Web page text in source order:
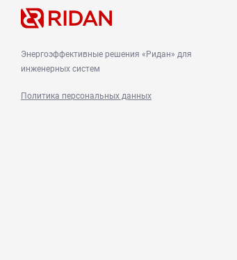
Энергоэффективные решения «Ридан» для
инженерных систем
Политика персональных данных